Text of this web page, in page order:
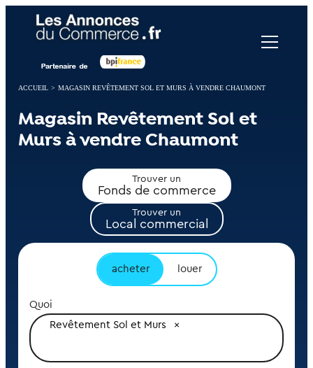
ACCUEIL > MAGASIN REVÊTEMENT SOL ET MURS À VENDRE CHAUMONT
Magasin Revêtement Sol et
Murs à vendre Chaumont
Trouver un
Fonds de commerce
Trouver un
Local commercial
acheter louer
Quoi
Revêtement Sol et Murs
Panneau de gestion des cookies